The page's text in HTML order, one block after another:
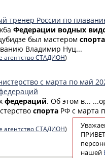
тренер России по
Федерации водных
был мастером спорта
Владимир Нуц...
СТАДИОН)
с марта по май
федераций. Об этом в...
спорта РФ с марта
СТАДИОН)
нашей